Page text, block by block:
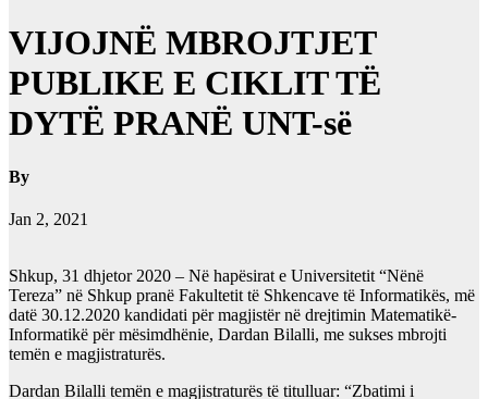
VIJOJNË MBROJTJET
PUBLIKE E CIKLIT TË
DYTË PRANË UNT-së
By
Jan 2, 2021
Shkup, 31 dhjetor 2020 – Në hapësirat e Universitetit “Nënë
Tereza” në Shkup pranë Fakultetit të Shkencave të Informatikës, më
datë 30.12.2020 kandidati për magjistër në drejtimin Matematikë-
Informatikë për mësimdhënie, Dardan Bilalli, me sukses mbrojti
temën e magjistraturës.
Dardan Bilalli temën e magjistraturës të titulluar: “Zbatimi i